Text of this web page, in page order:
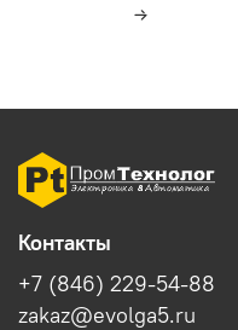
Контакты
+7 (846) 229-54-88
zakaz@evolga5.ru